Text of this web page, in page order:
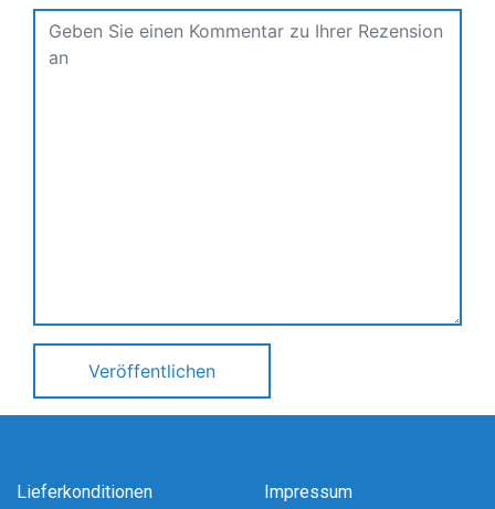
Veröffentlichen
Lieferkonditionen Impressum